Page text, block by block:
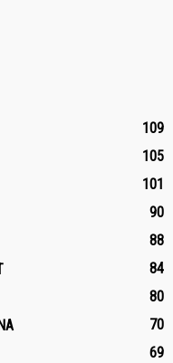
109
105
101
90
88
84
80
70
69